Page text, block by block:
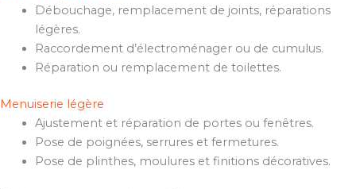
Débouchage, remplacement de joints, réparations
légères.
Raccordement d’électroménager ou de cumulus.
Réparation ou remplacement de toilettes.
Menuiserie légère
Ajustement et réparation de portes ou fenêtres.
Pose de poignées, serrures et fermetures.
Pose de plinthes, moulures et finitions décoratives.